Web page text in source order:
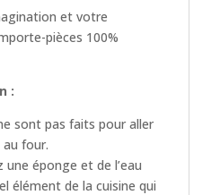
et votre
pièces 100%
:
sont pas faits pour aller
au four.
éponge et de l’eau
élément de la cuisine qui